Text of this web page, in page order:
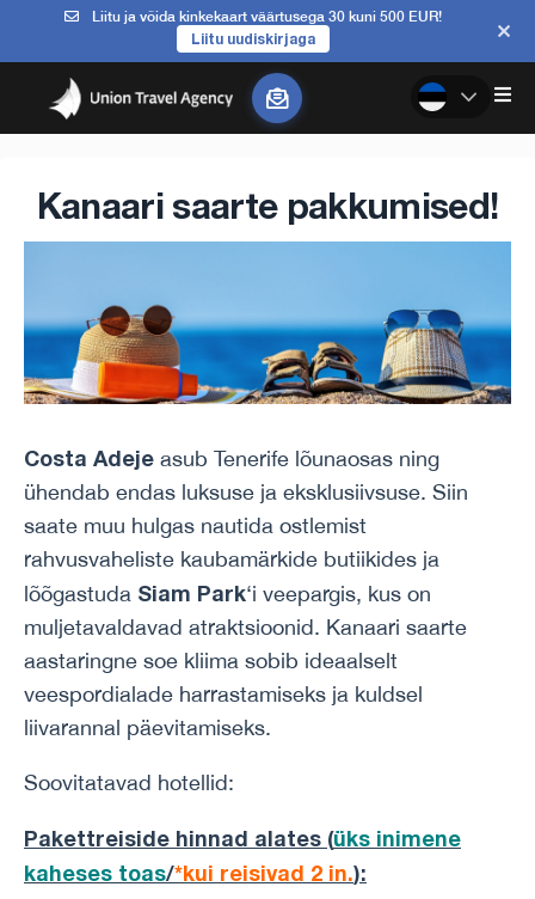
Liitu ja võida kinkekaart väärtusega 30 kuni 500 EUR!
Liitu uudiskirjaga
Kanaari saarte pakkumised!
Costa Adeje asub Tenerife lõunaosas ning
ühendab endas luksuse ja eksklusiivsuse. Siin
saate muu hulgas nautida ostlemist
rahvusvaheliste kaubamärkide butiikides ja
lõõgastuda Siam Park‘i veepargis, kus on
muljetavaldavad atraktsioonid. Kanaari saarte
aastaringne soe kliima sobib ideaalselt
veespordialade harrastamiseks ja kuldsel
liivarannal päevitamiseks.
Soovitatavad hotellid:
Pakettreiside hinnad alates (üks inimene
kaheses toas/*kui reisivad 2 in.):